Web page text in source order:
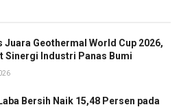
Juara Geothermal World Cup 2026,
Sinergi Industri Panas Bumi
Bersih Naik 15,48 Persen pada